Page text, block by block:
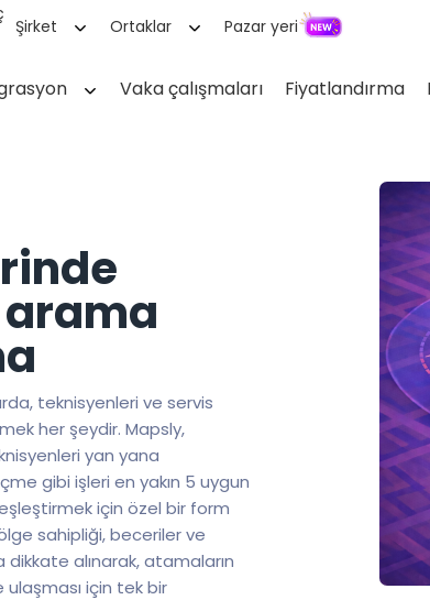
Şirket Ortaklar Pazar yeri
Vaka çalışmaları Fiyatlandırma
teknisyenleri ve servis
her şeydir. Mapsly,
yan yana
gibi işleri en yakın 5 uygun
için özel bir form
sahipliği, beceriler ve
alınarak, atamaların
için tek bir